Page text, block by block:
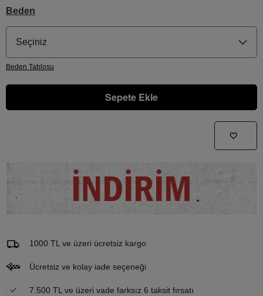
Beden
Seçiniz
Beden Tablosu
Sepete Ekle
İNDİRİM
1000 TL ve üzeri ücretsiz kargo
Ücretsiz ve kolay iade seçeneği
7.500 TL ve üzeri vade farksız 6 taksit fırsatı